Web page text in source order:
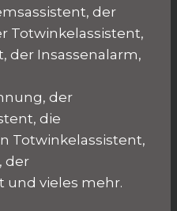
der
Totwinkelassistent,
der Insassenalarm,
der
die
Totwinkelassistent,
der
und vieles mehr.